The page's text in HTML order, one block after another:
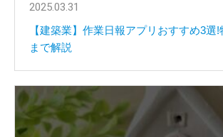
2025.03.31
【建築業】作業日報アプリおすすめ3選
まで解説